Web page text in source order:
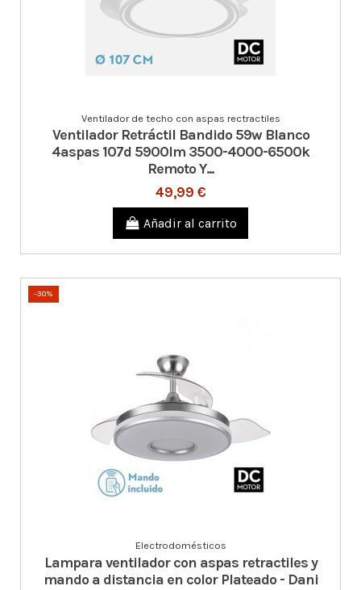
Ventilador de techo con aspas rectractiles
Ventilador Retráctil Bandido 59w Blanco
4aspas 107d 5900lm 3500-4000-6500k
Remoto Y...
49,99 €
Añadir al carrito
-30%
Electrodomésticos
Lampara ventilador con aspas retractiles y
mando a distancia en color Plateado - Dani